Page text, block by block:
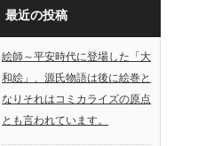
最近の投稿
絵師～平安時代に登場した「大
和絵」、源氏物語は後に絵巻と
なりそれはコミカライズの原点
とも言われています。